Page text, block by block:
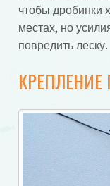
чтобы дробинки
местах, но
повредить леску.